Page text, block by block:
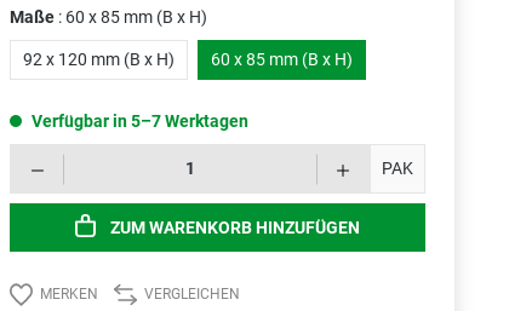
Maße : 60 x 85 mm (B x H)
92 x 120 mm (B x H) 60 x 85 mm (B x H)
Verfügbar in 5–7 Werktagen
PAK
ZUM WARENKORB HINZUFÜGEN
MERKEN VERGLEICHEN